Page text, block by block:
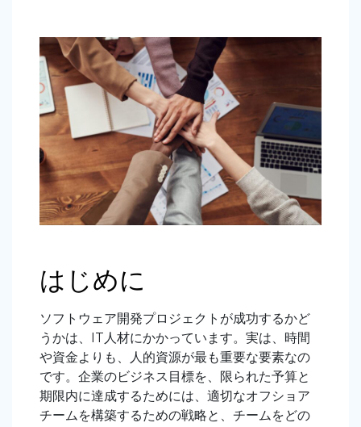
はじめに
ソフトウェア開発プロジェクトが成功するかど
うかは、IT人材にかかっています。実は、時間
や資金よりも、人的資源が最も重要な要素なの
です。企業のビジネス目標を、限られた予算と
期限内に達成するためには、適切なオフショア
チームを構築するための戦略と、チームをどの